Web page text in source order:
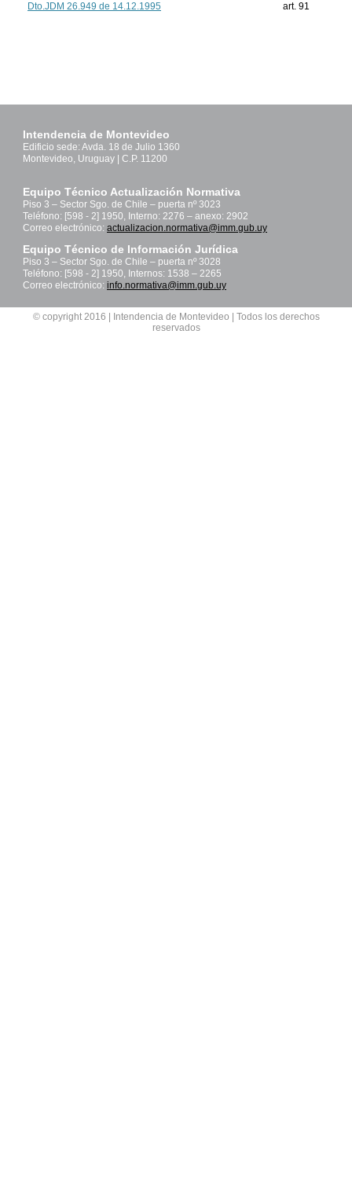
Dto.JDM 26.949 de 14.12.1995 art. 91
Intendencia de Montevideo
Edificio sede: Avda. 18 de Julio 1360
Montevideo, Uruguay | C.P. 11200
Equipo Técnico Actualización Normativa
Piso 3 – Sector Sgo. de Chile – puerta nº 3023
Teléfono: [598 - 2] 1950, Interno: 2276 – anexo: 2902
Correo electrónico: actualizacion.normativa@imm.gub.uy
Equipo Técnico de Información Jurídica
Piso 3 – Sector Sgo. de Chile – puerta nº 3028
Teléfono: [598 - 2] 1950, Internos: 1538 – 2265
Correo electrónico: info.normativa@imm.gub.uy
© copyright 2016 | Intendencia de Montevideo | Todos los derechos
reservados